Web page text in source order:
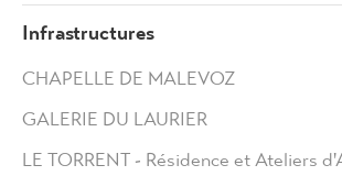
Infrastructures
CHAPELLE DE MALEVOZ
GALERIE DU LAURIER
LE TORRENT - Résidence et Ateliers